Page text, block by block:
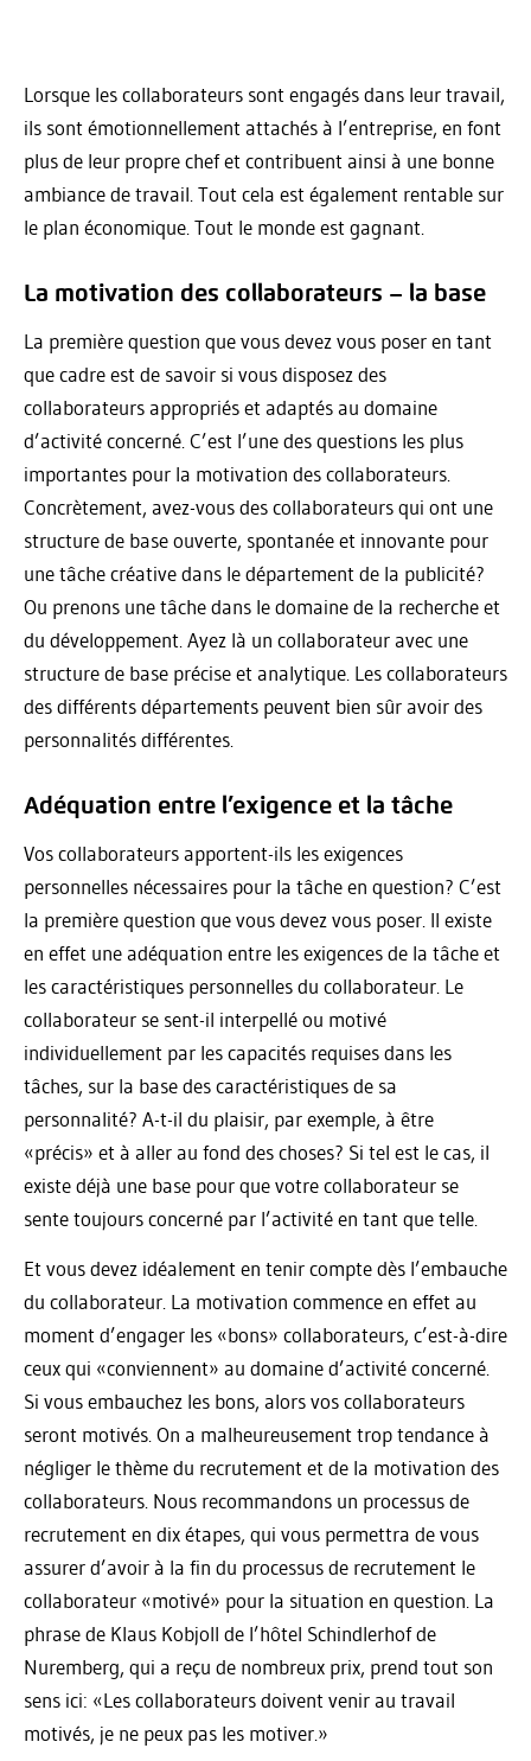
Lorsque les collaborateurs sont engagés dans leur travail,
ils sont émotionnellement attachés à l’entreprise, en font
plus de leur propre chef et contribuent ainsi à une bonne
ambiance de travail. Tout cela est également rentable sur
le plan économique. Tout le monde est gagnant.
La motivation des collaborateurs – la base
La première question que vous devez vous poser en tant
que cadre est de savoir si vous disposez des
collaborateurs appropriés et adaptés au domaine
d’activité concerné. C’est l’une des questions les plus
importantes pour la motivation des collaborateurs.
Concrètement, avez-vous des collaborateurs qui ont une
structure de base ouverte, spontanée et innovante pour
une tâche créative dans le département de la publicité?
Ou prenons une tâche dans le domaine de la recherche et
du développement. Ayez là un collaborateur avec une
structure de base précise et analytique. Les collaborateurs
des différents départements peuvent bien sûr avoir des
personnalités différentes.
Adéquation entre l’exigence et la tâche
Vos collaborateurs apportent-ils les exigences
personnelles nécessaires pour la tâche en question? C’est
la première question que vous devez vous poser. Il existe
en effet une adéquation entre les exigences de la tâche et
les caractéristiques personnelles du collaborateur. Le
collaborateur se sent-il interpellé ou motivé
individuellement par les capacités requises dans les
tâches, sur la base des caractéristiques de sa
personnalité? A-t-il du plaisir, par exemple, à être
«précis» et à aller au fond des choses? Si tel est le cas, il
existe déjà une base pour que votre collaborateur se
sente toujours concerné par l’activité en tant que telle.
Et vous devez idéalement en tenir compte dès l’embauche
du collaborateur. La motivation commence en effet au
moment d’engager les «bons» collaborateurs, c’est-à-dire
ceux qui «conviennent» au domaine d’activité concerné.
Si vous embauchez les bons, alors vos collaborateurs
seront motivés. On a malheureusement trop tendance à
négliger le thème du recrutement et de la motivation des
collaborateurs. Nous recommandons un processus de
recrutement en dix étapes, qui vous permettra de vous
assurer d’avoir à la fin du processus de recrutement le
collaborateur «motivé» pour la situation en question. La
phrase de Klaus Kobjoll de l’hôtel Schindlerhof de
Nuremberg, qui a reçu de nombreux prix, prend tout son
sens ici: «Les collaborateurs doivent venir au travail
motivés, je ne peux pas les motiver.»